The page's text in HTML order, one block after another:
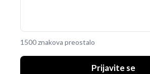
1500 znakova preostalo
Prijavite se